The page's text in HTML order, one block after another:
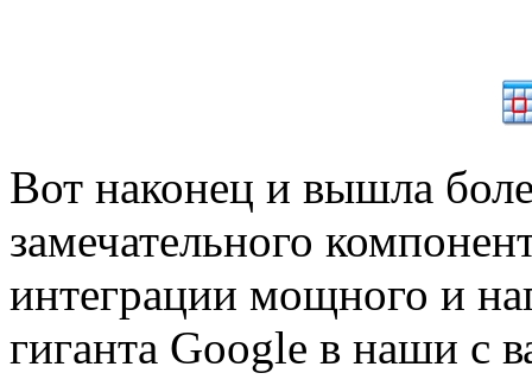
Вот наконец и вышла
замечательного
интеграции мощного и
гиганта Google в наши с